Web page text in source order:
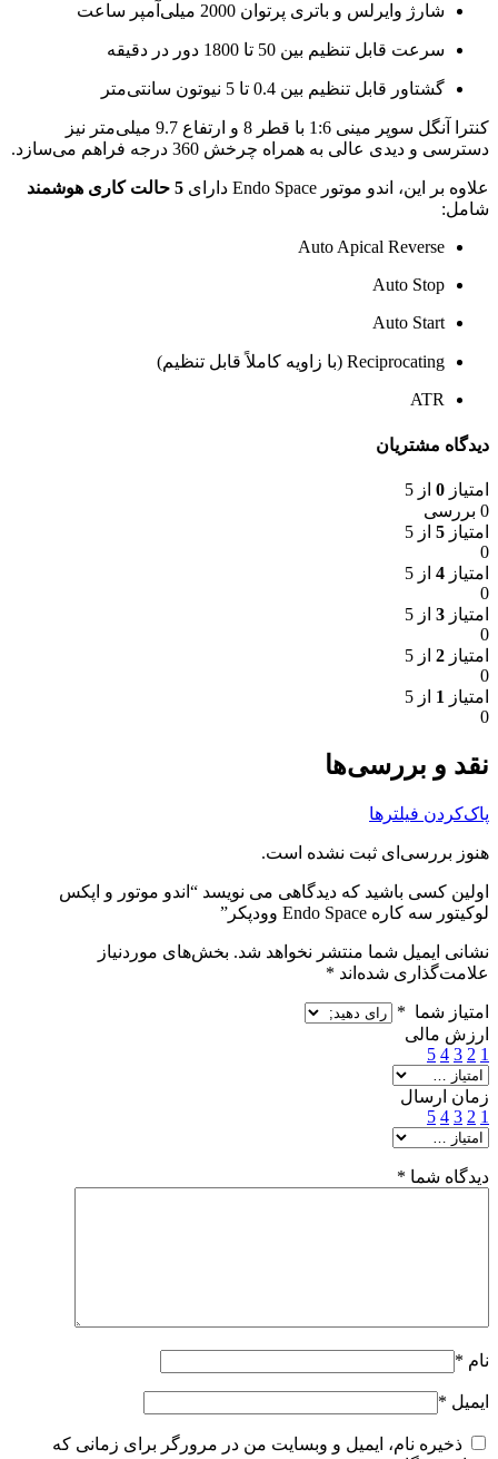
شارژ وایرلس و باتری پرتوان 2000 میلی‌آمپر ساعت
سرعت قابل تنظیم بین 50 تا 1800 دور در دقیقه
گشتاور قابل تنظیم بین 0.4 تا 5 نیوتون سانتی‌متر
کنترا آنگل سوپر مینی 1:6 با قطر 8 و ارتفاع 9.7 میلی‌متر نیز
دسترسی و دیدی عالی به همراه چرخش 360 درجه فراهم می‌سازد.
علاوه بر این، اندو موتور Endo Space دارای
5 حالت کاری هوشمند
شامل:
Auto Apical Reverse
Auto Stop
Auto Start
Reciprocating (با زاویه کاملاً قابل تنظیم)
ATR
دیدگاه مشتریان
امتیاز 0 از 5
0 بررسی
امتیاز 5 از 5
0
امتیاز 4 از 5
0
امتیاز 3 از 5
0
امتیاز 2 از 5
0
امتیاز 1 از 5
0
نقد و بررسی‌ها
پاک‌کردن فیلترها
هنوز بررسی‌ای ثبت نشده است.
اولین کسی باشید که دیدگاهی می نویسد “اندو موتور و اپکس
لوکیتور سه کاره Endo Space وودپکر”
نشانی ایمیل شما منتشر نخواهد شد. بخش‌های موردنیاز
علامت‌گذاری شده‌اند *
امتیاز شما *
ارزش مالی
1
2
3
4
5
زمان ارسال
1
2
3
4
5
دیدگاه شما *
نام *
ایمیل *
ذخیره نام، ایمیل و وبسایت من در مرورگر برای زمانی که